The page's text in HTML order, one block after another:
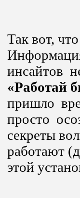
Так вот,
инсайтов
«Работай
пришло
просто
секреты
работают
этой